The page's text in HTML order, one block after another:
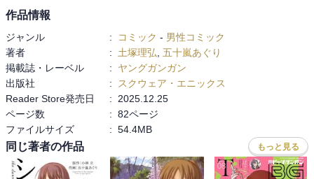
作品情報
ジャンル : コミック - 男性コミック
著者
: 土塚理弘
五十嵐あぐり
掲載誌・レーベル
:
ヤングガンガン
出版社
:
スクウェア・エニックス
Reader Store発売日
:
2025.12.25
ページ数
: 82ページ
ファイルサイズ
: 54.4MB
同じ著者の作品 もっと見る